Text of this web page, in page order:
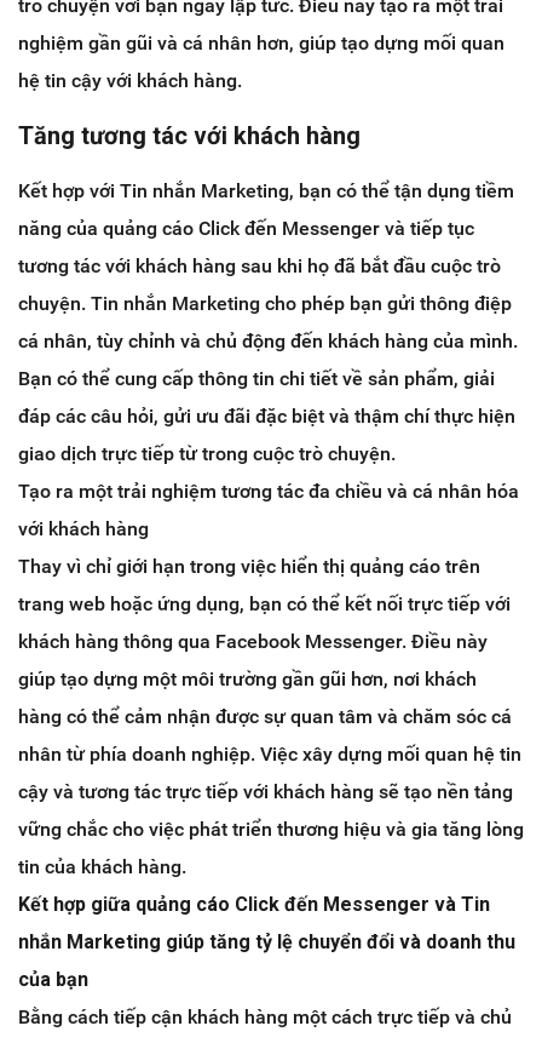
trò chuyện với bạn ngay lập tức. Điều này tạo ra một trải
nghiệm gần gũi và cá nhân hơn, giúp tạo dựng mối quan
hệ tin cậy với khách hàng.
Tăng tương tác với khách hàng
Kết hợp với Tin nhắn Marketing, bạn có thể tận dụng tiềm
năng của quảng cáo Click đến Messenger và tiếp tục
tương tác với khách hàng sau khi họ đã bắt đầu cuộc trò
chuyện. Tin nhắn Marketing cho phép bạn gửi thông điệp
cá nhân, tùy chỉnh và chủ động đến khách hàng của mình.
Bạn có thể cung cấp thông tin chi tiết về sản phẩm, giải
đáp các câu hỏi, gửi ưu đãi đặc biệt và thậm chí thực hiện
giao dịch trực tiếp từ trong cuộc trò chuyện.
Tạo ra một trải nghiệm tương tác đa chiều và cá nhân hóa
với khách hàng
Thay vì chỉ giới hạn trong việc hiển thị quảng cáo trên
trang web hoặc ứng dụng, bạn có thể kết nối trực tiếp với
khách hàng thông qua Facebook Messenger. Điều này
giúp tạo dựng một môi trường gần gũi hơn, nơi khách
hàng có thể cảm nhận được sự quan tâm và chăm sóc cá
nhân từ phía doanh nghiệp. Việc xây dựng mối quan hệ tin
cậy và tương tác trực tiếp với khách hàng sẽ tạo nền tảng
vững chắc cho việc phát triển thương hiệu và gia tăng lòng
tin của khách hàng.
Kết hợp giữa quảng cáo Click đến Messenger và Tin
nhắn Marketing giúp tăng tỷ lệ chuyển đổi và doanh thu
của bạn
Bằng cách tiếp cận khách hàng một cách trực tiếp và chủ